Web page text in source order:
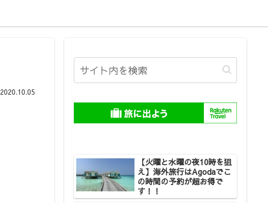
2020.10.05
【火曜と水曜の夜10時を狙
え】海外旅行はAgodaでこ
の時間の予約が超お得で
す！！